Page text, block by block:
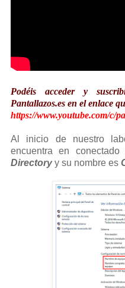
Podéis acceder y
Pantallazos.es en el enlace
https://www.youtube.com/c/
Al inicio de nuestro
encuentra en
Directoryy su nombre es